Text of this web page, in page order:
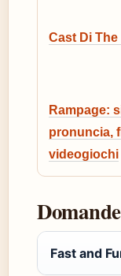
Cast Di
Rampage:
pronuncia,
videogiochi
Fast and